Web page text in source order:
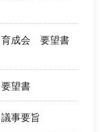
育成会 要望書
望書
事要旨